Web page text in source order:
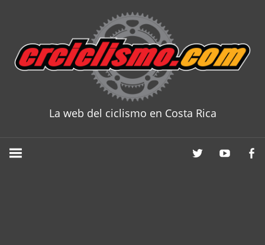
content
La web del ciclismo en Costa Rica